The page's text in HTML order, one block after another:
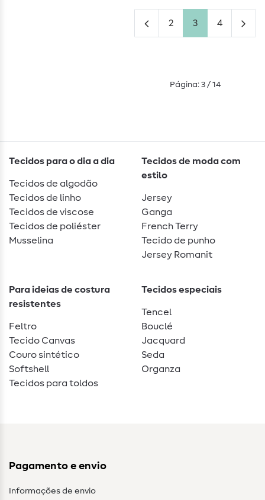
2 3 4
Página: 3 / 14
Tecidos para o dia a dia
Tecidos de algodão
Tecidos de linho
Tecidos de viscose
Tecidos de poliéster
Musselina
Tecidos de moda com
estilo
Jersey
Ganga
French Terry
Tecido de punho
Jersey Romanit
Para ideias de costura
resistentes
Feltro
Tecido Canvas
Couro sintético
Softshell
Tecidos para toldos
Tecidos especiais
Tencel
Bouclé
Jacquard
Seda
Organza
Pagamento e envio
Informações de envio